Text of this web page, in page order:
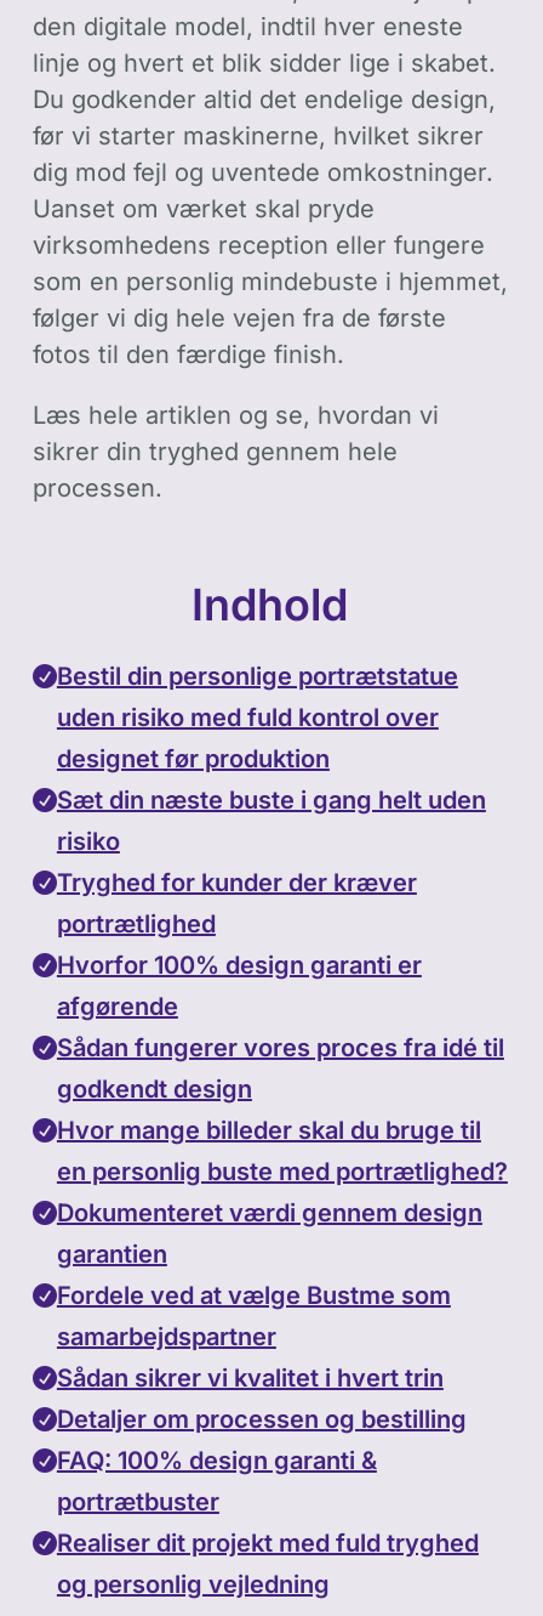
den digitale model, indtil hver eneste
linje og hvert et blik sidder lige i skabet.
Du godkender altid det endelige design,
før vi starter maskinerne, hvilket sikrer
dig mod fejl og uventede omkostninger.
Uanset om værket skal pryde
virksomhedens reception eller fungere
som en personlig mindebuste i hjemmet,
følger vi dig hele vejen fra de første
fotos til den færdige finish.
Læs hele artiklen og se, hvordan vi
sikrer din tryghed gennem hele
processen.
Indhold
Bestil din personlige portrætstatue
uden risiko med fuld kontrol over
designet før produktion
Sæt din næste buste i gang helt uden
risiko
Tryghed for kunder der kræver
portrætlighed
Hvorfor 100% design garanti er
afgørende
Sådan fungerer vores proces fra idé til
godkendt design
Hvor mange billeder skal du bruge til
en personlig buste med portrætlighed?
Dokumenteret værdi gennem design
garantien
Fordele ved at vælge Bustme som
samarbejdspartner
Sådan sikrer vi kvalitet i hvert trin
Detaljer om processen og bestilling
FAQ: 100% design garanti &
portrætbuster
Realiser dit projekt med fuld tryghed
og personlig vejledning